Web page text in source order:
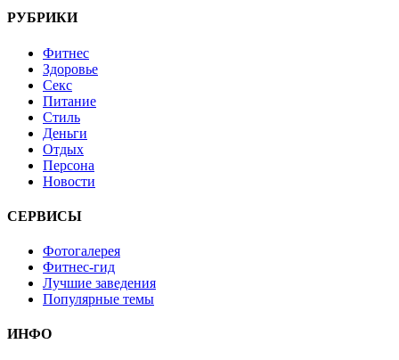
РУБРИКИ
Фитнес
Здоровье
Секс
Питание
Стиль
Деньги
Отдых
Персона
Новости
СЕРВИСЫ
Фотогалерея
Фитнес-гид
Лучшие заведения
Популярные темы
ИНФО